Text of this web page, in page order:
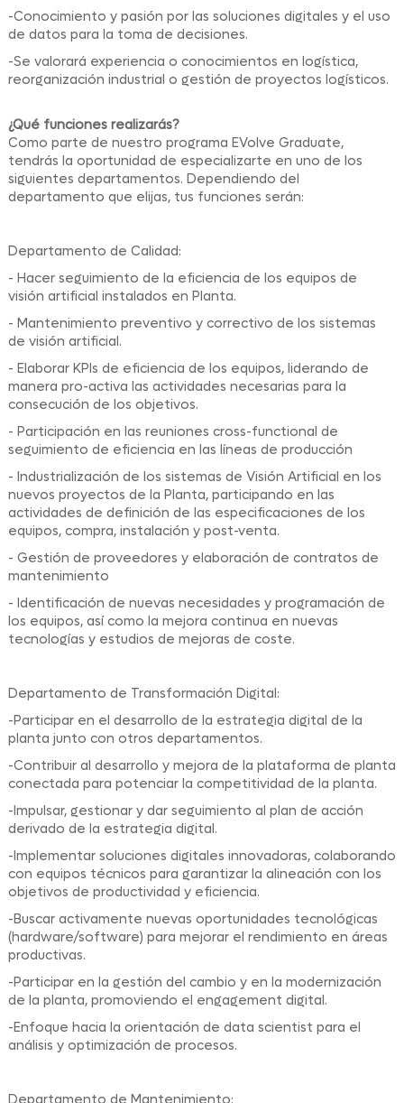
-Conocimiento y pasión por las soluciones digitales y el uso
de datos para la toma de decisiones.
-Se valorará experiencia o conocimientos en logística,
reorganización industrial o gestión de proyectos logísticos.
¿Qué funciones realizarás?
Como parte de nuestro programa EVolve Graduate,
tendrás la oportunidad de especializarte en uno de los
siguientes departamentos. Dependiendo del
departamento que elijas, tus funciones serán:
Departamento de Calidad:
- Hacer seguimiento de la eficiencia de los equipos de
visión artificial instalados en Planta.
- Mantenimiento preventivo y correctivo de los sistemas
de visión artificial.
- Elaborar KPIs de eficiencia de los equipos, liderando de
manera pro-activa las actividades necesarias para la
consecución de los objetivos.
- Participación en las reuniones cross-functional de
seguimiento de eficiencia en las líneas de producción
- Industrialización de los sistemas de Visión Artificial en los
nuevos proyectos de la Planta, participando en las
actividades de definición de las especificaciones de los
equipos, compra, instalación y post-venta.
- Gestión de proveedores y elaboración de contratos de
mantenimiento
- Identificación de nuevas necesidades y programación de
los equipos, así como la mejora continua en nuevas
tecnologías y estudios de mejoras de coste.
Departamento de Transformación Digital:
-Participar en el desarrollo de la estrategia digital de la
planta junto con otros departamentos.
-Contribuir al desarrollo y mejora de la plataforma de planta
conectada para potenciar la competitividad de la planta.
-Impulsar, gestionar y dar seguimiento al plan de acción
derivado de la estrategia digital.
-Implementar soluciones digitales innovadoras, colaborando
con equipos técnicos para garantizar la alineación con los
objetivos de productividad y eficiencia.
-Buscar activamente nuevas oportunidades tecnológicas
(hardware/software) para mejorar el rendimiento en áreas
productivas.
-Participar en la gestión del cambio y en la modernización
de la planta, promoviendo el engagement digital.
-Enfoque hacia la orientación de data scientist para el
análisis y optimización de procesos.